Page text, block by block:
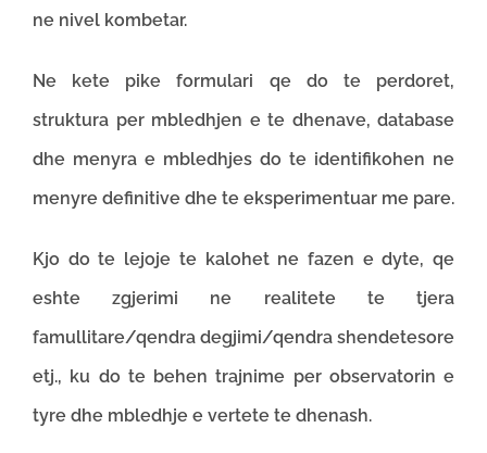
ne nivel kombetar.
Ne kete pike formulari qe do te perdoret,
struktura per mbledhjen e te dhenave, database
dhe menyra e mbledhjes do te identifikohen ne
menyre definitive dhe te eksperimentuar me pare.
Kjo do te lejoje te kalohet ne fazen e dyte, qe
eshte zgjerimi ne realitete te tjera
famullitare/qendra degjimi/qendra shendetesore
etj., ku do te behen trajnime per observatorin e
tyre dhe mbledhje e vertete te dhenash.